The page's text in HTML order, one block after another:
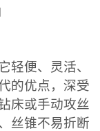
便、灵活、
的优点，深受
床或手动攻丝
丝锥不易折断